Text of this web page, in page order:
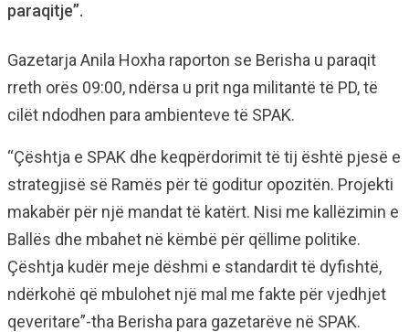
paraqitje”.
Gazetarja Anila Hoxha raporton se Berisha u paraqit
rreth orës 09:00, ndërsa u prit nga militantë të PD, të
cilët ndodhen para ambienteve të SPAK.
“Çështja e SPAK dhe keqpërdorimit të tij është pjesë e
strategjisë së Ramës për të goditur opozitën. Projekti
makabër për një mandat të katërt. Nisi me kallëzimin e
Ballës dhe mbahet në këmbë për qëllime politike.
Çështja kudër meje dëshmi e standardit të dyfishtë,
ndërkohë që mbulohet një mal me fakte për vjedhjet
qeveritare”-tha Berisha para gazetarëve në SPAK.